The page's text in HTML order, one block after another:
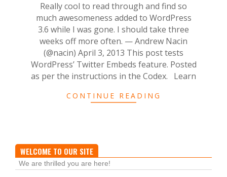
Really cool to read through and find so
much awesomeness added to WordPress
3.6 while I was gone. I should take three
weeks off more often. — Andrew Nacin
(@nacin) April 3, 2013 This post tests
WordPress’ Twitter Embeds feature. Posted
as per the instructions in the Codex. Learn
CONTINUE READING
WELCOME TO OUR SITE
We are thrilled you are here!